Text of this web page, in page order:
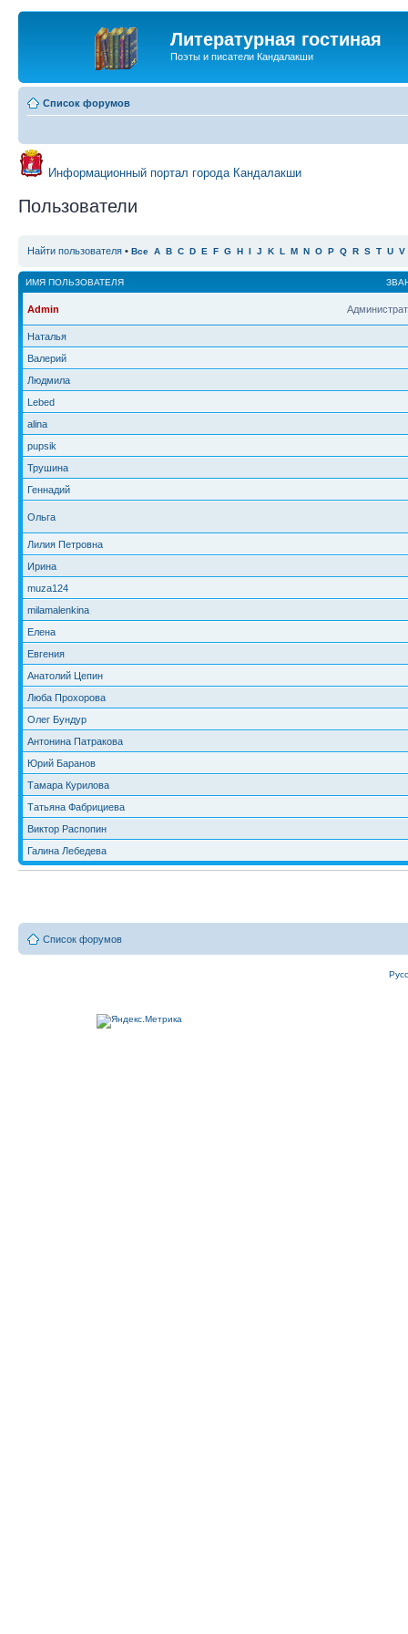
Литературная гостиная
Поэты и писатели Кандалакши
Список форумов
Информационный портал города Кандалакши
Пользователи
Найти пользователя • Все A B C D E F G H I J K L M N O P Q R S T U V
ИМЯ ПОЛЬЗОВАТЕЛЯ
Admin
Наталья
Валерий
Людмила
Lebed
alina
pupsik
Трушина
Геннадий
Ольга
Лилия Петровна
Ирина
muza124
milamalenkina
Елена
Евгения
Анатолий Цепин
Люба Прохорова
Олег Бундур
Антонина Патракова
Юрий Баранов
Тамара Курилова
Татьяна Фабрициева
Виктор Распопин
Галина Лебедева
Список форумов